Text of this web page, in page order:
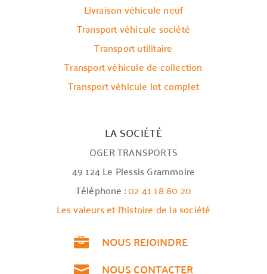
Livraison véhicule neuf
Transport véhicule société
Transport utilitaire
Transport véhicule de collection
Transport véhicule lot complet
LA SOCIÉTÉ
OGER TRANSPORTS
49 124 Le Plessis Grammoire
Téléphone :02 41 18 80 20
Les valeurs et l’histoire de la société
 NOUS REJOINDRE
 NOUS CONTACTER